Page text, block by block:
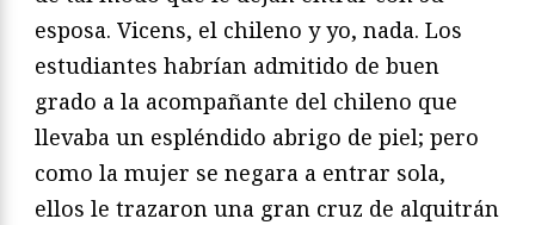
esposa. Vicens, el chileno y yo, nada. Los
estudiantes habrían admitido de buen
grado a la acompañante del chileno que
llevaba un espléndido abrigo de piel; pero
como la mujer se negara a entrar sola,
ellos le trazaron una gran cruz de alquitrán